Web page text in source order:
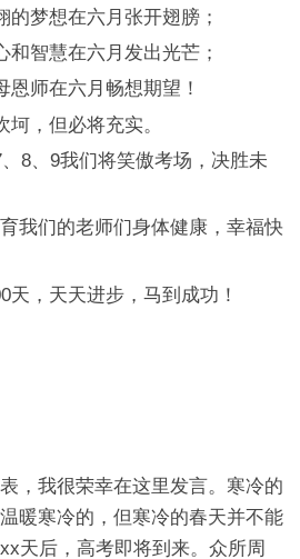
梦想在六月张开翅膀；
智慧在六月发出光芒；
师在六月畅想期望！
，但必将充实。
、9我们将笑傲考场，决胜未
们的老师们身体健康，幸福快
，天天进步，马到成功！
我很荣幸在这里发言。寒冷的
暖寒冷的，但寒冷的春天并不能
天后，高考即将到来。众所周